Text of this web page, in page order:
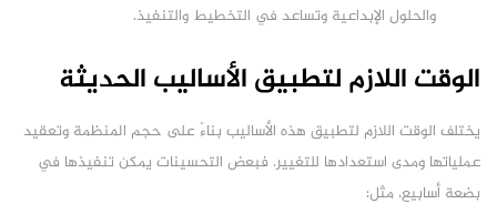
والحلول الإبداعية وتساعد في التخطيط والتنفيذ.
الوقت اللازم لتطبيق الأساليب الحديثة
يختلف الوقت اللازم لتطبيق هذه الأساليب بناءً على حجم المنظمة وتعقيد
عملياتها ومدى استعدادها للتغيير. فبعض التحسينات يمكن تنفيذها في
بضعة أسابيع، مثل: